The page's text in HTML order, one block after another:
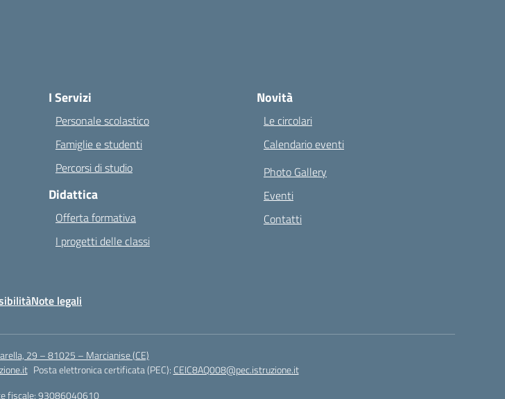
I Servizi
Personale scolastico
Famiglie e studenti
Percorsi di studio
Didattica
Offerta formativa
I progetti delle classi
Novità
Le circolari
Calendario eventi
Photo Gallery
Eventi
Contatti
Note legali
29 – 81025 – Marcianise (CE)
Posta elettronica certificata (PEC): CEIC8AQ008@pec.istruzione.it
fiscale: 93086040610